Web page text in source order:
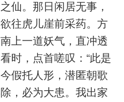
仙。那日闲居无事，
往虎儿崖前采药。方
上一道妖气，直冲透
时，点首嗟叹：“此是
假托人形，潜匿朝歌
，必为大患。我出家